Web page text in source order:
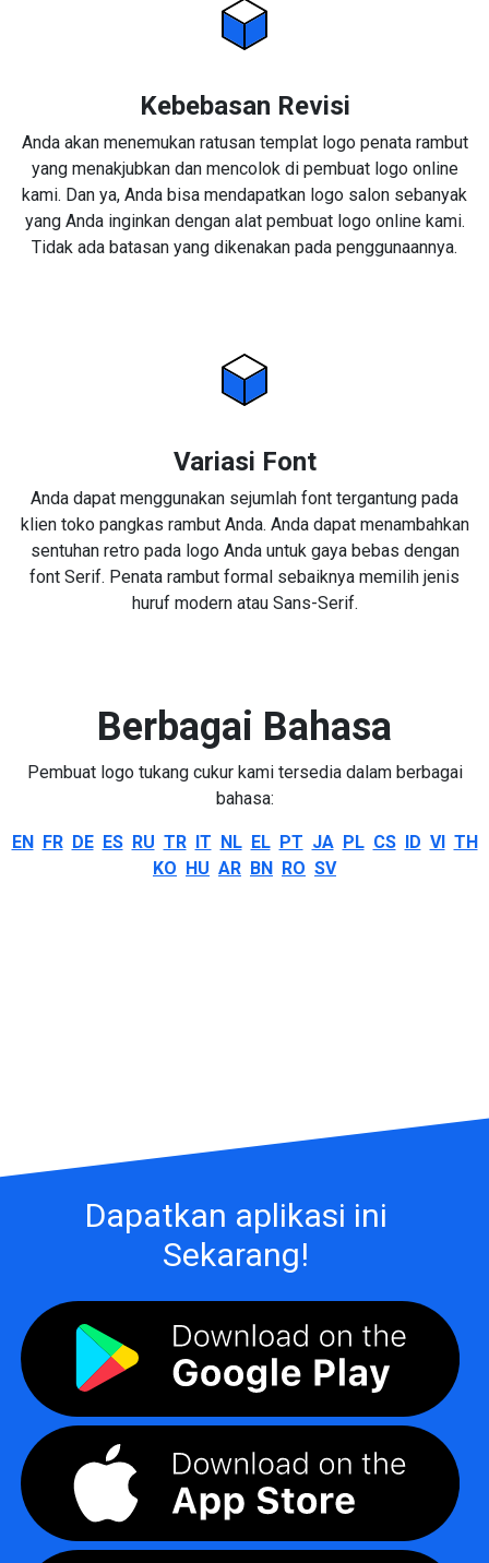
Kebebasan Revisi
Anda akan menemukan ratusan templat logo penata rambut
yang menakjubkan dan mencolok di pembuat logo online
kami. Dan ya, Anda bisa mendapatkan logo salon sebanyak
yang Anda inginkan dengan alat pembuat logo online kami.
Tidak ada batasan yang dikenakan pada penggunaannya.
Variasi Font
Anda dapat menggunakan sejumlah font tergantung pada
klien toko pangkas rambut Anda. Anda dapat menambahkan
sentuhan retro pada logo Anda untuk gaya bebas dengan
font Serif. Penata rambut formal sebaiknya memilih jenis
huruf modern atau Sans-Serif.
Berbagai Bahasa
Pembuat logo tukang cukur kami tersedia dalam berbagai
bahasa:
EN FR DE ES RU TR IT NL EL PT JA PL CS ID VI TH
KO HU AR BN RO SV
Dapatkan aplikasi ini
Sekarang!